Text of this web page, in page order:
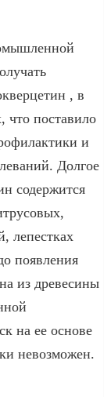
, в
что поставило
и
Долгое
содержится
лепестках
появления
из древесины
на ее основе
невозможен.